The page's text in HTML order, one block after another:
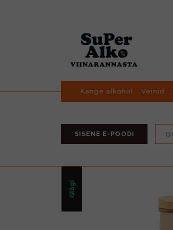
Kange alkohol Veinid
SISENE E-POODI
Glögi